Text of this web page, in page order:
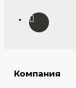
Компания